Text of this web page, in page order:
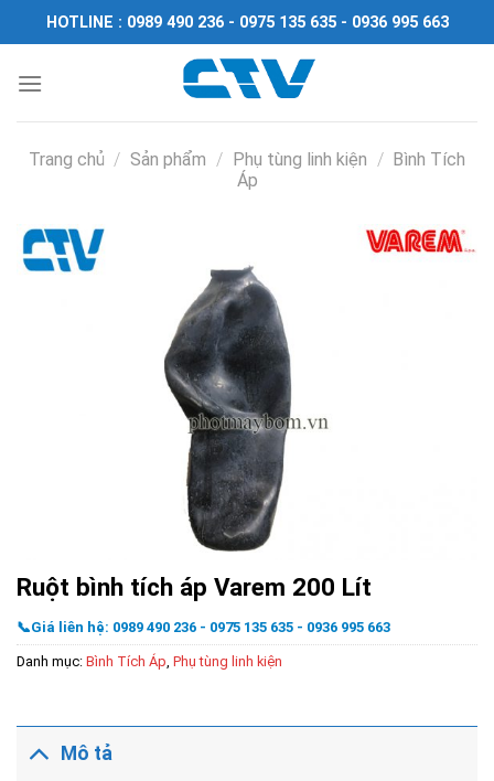
Chuyển
đến
dung
HOTLINE : 0989 490 236 - 0975 135 635 - 0936 995 663
Trang chủ / Sản phẩm / Phụ tùng linh kiện / Bình Tích
Áp
Ruột bình tích áp Varem 200 Lít
📞Giá liên hệ: 0989 490 236 - 0975 135 635 - 0936 995 663
Danh mục: Bình Tích Áp Phụ tùng linh kiện
Mô tả